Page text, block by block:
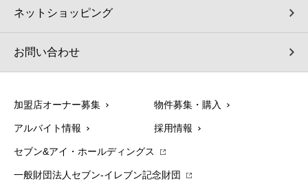
ネットショッピング
お問い合わせ
加盟店オーナー募集 物件募集・購入
アルバイト情報 採用情報
セブン&アイ・ホールディングス
一般財団法人セブン-イレブン記念財団